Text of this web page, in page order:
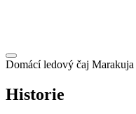
Domácí ledový čaj Marakuja
Historie